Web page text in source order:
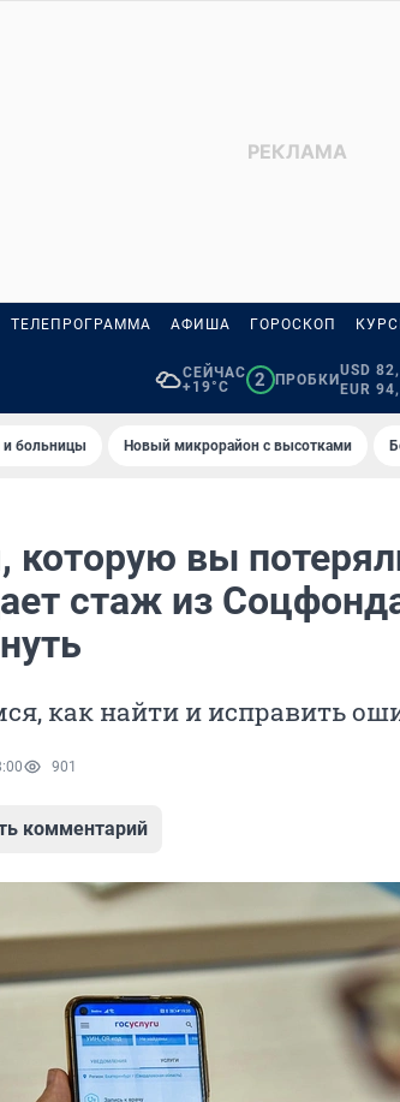
ТЕЛЕПРОГРАММА АФИША ГОРОСКОП
СЕЙЧАС
+19°C
2 ПРОБКИ
USD
EUR
и больницы Новый микрорайон с высотками
которую вы
стаж из
как найти и исправить
901
комментарий